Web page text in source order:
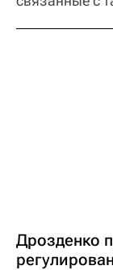
Дрозденко